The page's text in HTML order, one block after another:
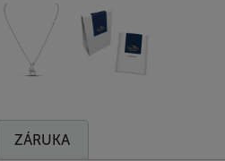
ZÁRUKA